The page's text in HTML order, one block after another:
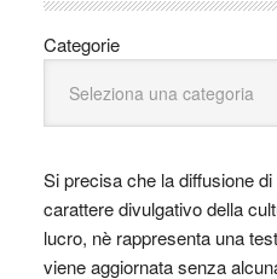
Categorie
Si precisa che la diffusione
carattere divulgativo della
lucro, nè rappresenta una
viene aggiornata senza